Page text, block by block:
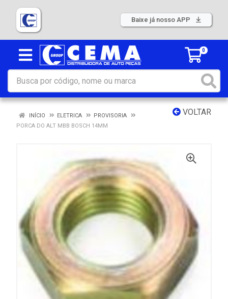
Baixe já nosso APP
0
VOLTAR
INÍCIO ELETRICA
PROVISORIA
PORCA DO ALT MBB BOSCH 14MM